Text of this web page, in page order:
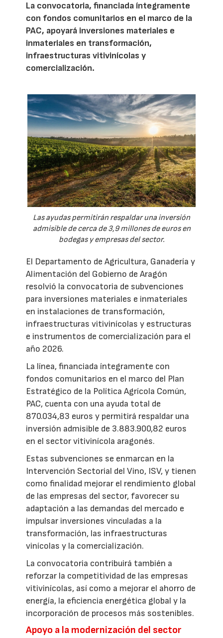
La convocatoria, financiada íntegramente
con fondos comunitarios en el marco de la
PAC, apoyará inversiones materiales e
inmateriales en transformación,
infraestructuras vitivinícolas y
comercialización.
Las ayudas permitirán respaldar una inversión
admisible de cerca de 3,9 millones de euros en
bodegas y empresas del sector.
El Departamento de Agricultura, Ganadería y
Alimentación del Gobierno de Aragón
resolvió la convocatoria de subvenciones
para inversiones materiales e inmateriales
en instalaciones de transformación,
infraestructuras vitivinícolas y estructuras
e instrumentos de comercialización para el
año 2026.
La línea, financiada íntegramente con
fondos comunitarios en el marco del Plan
Estratégico de la Política Agrícola Común,
PAC, cuenta con una ayuda total de
870.034,83 euros y permitirá respaldar una
inversión admisible de 3.883.900,82 euros
en el sector vitivinícola aragonés.
Estas subvenciones se enmarcan en la
Intervención Sectorial del Vino, ISV, y tienen
como finalidad mejorar el rendimiento global
de las empresas del sector, favorecer su
adaptación a las demandas del mercado e
impulsar inversiones vinculadas a la
transformación, las infraestructuras
vinícolas y la comercialización.
La convocatoria contribuirá también a
reforzar la competitividad de las empresas
vitivinícolas, así como a mejorar el ahorro de
energía, la eficiencia energética global y la
incorporación de procesos más sostenibles.
Apoyo a la modernización del sector